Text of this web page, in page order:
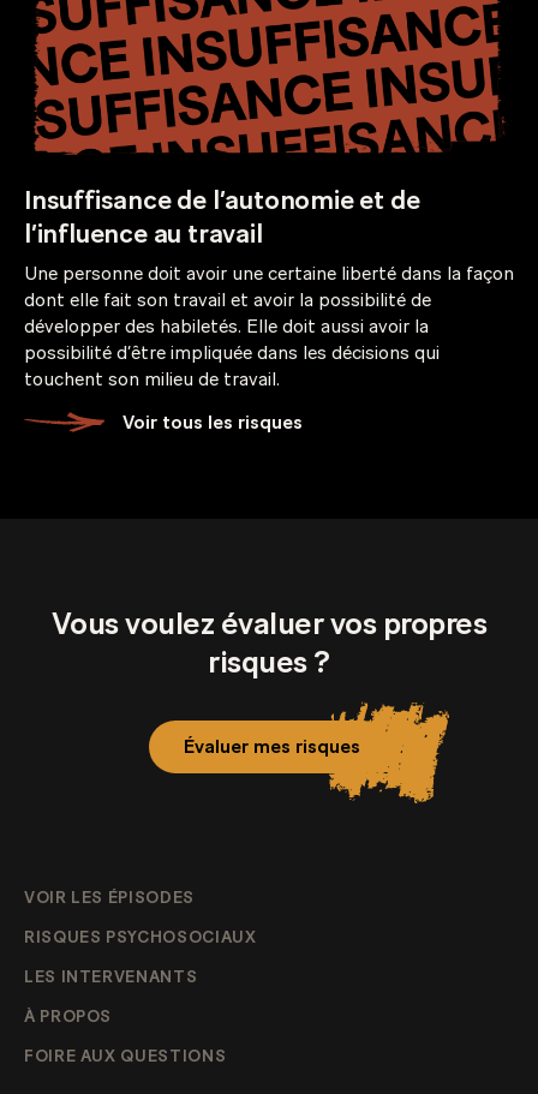
Insuffisance de l’autonomie et de
l’influence au travail
Une personne doit avoir une certaine liberté dans la façon
dont elle fait son travail et avoir la possibilité de
développer des habiletés. Elle doit aussi avoir la
possibilité d’être impliquée dans les décisions qui
touchent son milieu de travail.
Voir tous les risques
Vous voulez évaluer vos propres
risques ?
Évaluer mes risques
VOIR LES ÉPISODES
RISQUES PSYCHOSOCIAUX
LES INTERVENANTS
À PROPOS
FOIRE AUX QUESTIONS